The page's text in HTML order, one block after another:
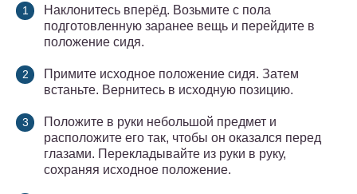
Наклонитесь вперёд. Возьмите с пола
подготовленную заранее вещь и перейдите в
положение сидя.
Примите исходное положение сидя. Затем
встаньте. Вернитесь в исходную позицию.
Положите в руки небольшой предмет и
расположите его так, чтобы он оказался перед
глазами. Перекладывайте из руки в руку,
сохраняя исходное положение.